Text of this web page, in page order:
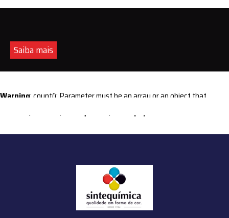
Saiba mais
Warning: count(): Parameter must be an array or an object that
content/themes/sintequimica/index.php